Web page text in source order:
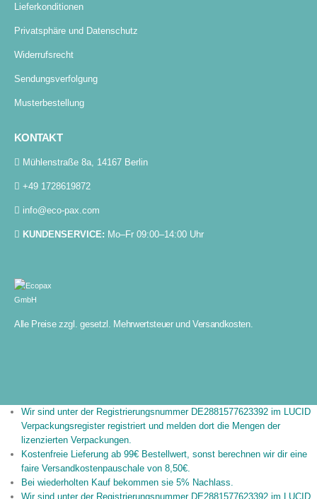
Lieferkonditionen
Privatsphäre und Datenschutz
Widerrufsrecht
Sendungsverfolgung
Musterbestellung
KONTAKT
Mühlenstraße 8a, 14167 Berlin
+49 1728619872
info@eco-pax.com
KUNDENSERVICE: Mo–Fr 09:00–14:00 Uhr
Alle Preise zzgl. gesetzl. Mehrwertsteuer und Versandkosten.
Wir sind unter der Registrierungsnummer DE2881577623392 im LUCID
Verpackungsregister registriert und melden dort die Mengen der
lizenzierten Verpackungen.
Kostenfreie Lieferung ab 99€ Bestellwert, sonst berechnen wir dir eine
faire Versandkostenpauschale von 8,50€.
Bei wiederholten Kauf bekommen sie 5% Nachlass.
Wir sind unter der Registrierungsnummer DE2881577623392 im LUCID